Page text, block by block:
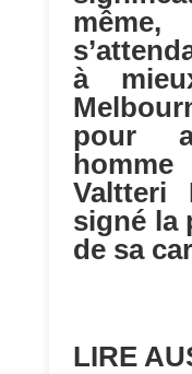
à
pour
signé la
de sa
LIRE